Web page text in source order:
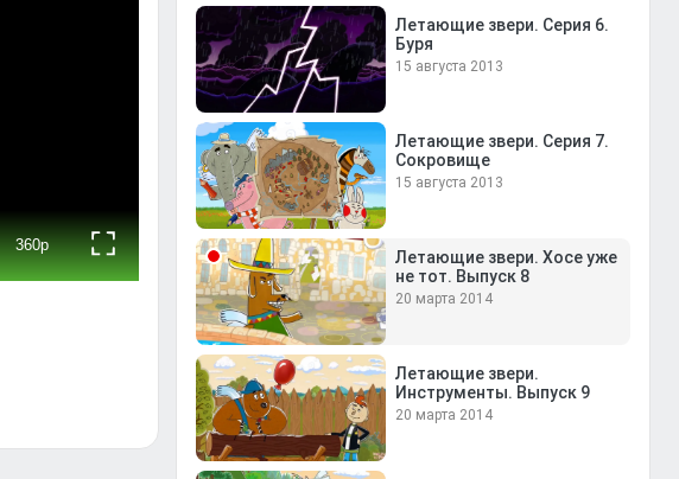
Летающие звери. Серия 6.
Буря
15 августа 2013
Летающие звери. Серия 7.
Сокровище
15 августа 2013
Летающие звери. Хосе уже
не тот. Выпуск 8
20 марта 2014
Летающие звери.
Инструменты. Выпуск 9
20 марта 2014